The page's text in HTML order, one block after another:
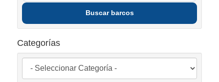
Buscar barcos
Categorías